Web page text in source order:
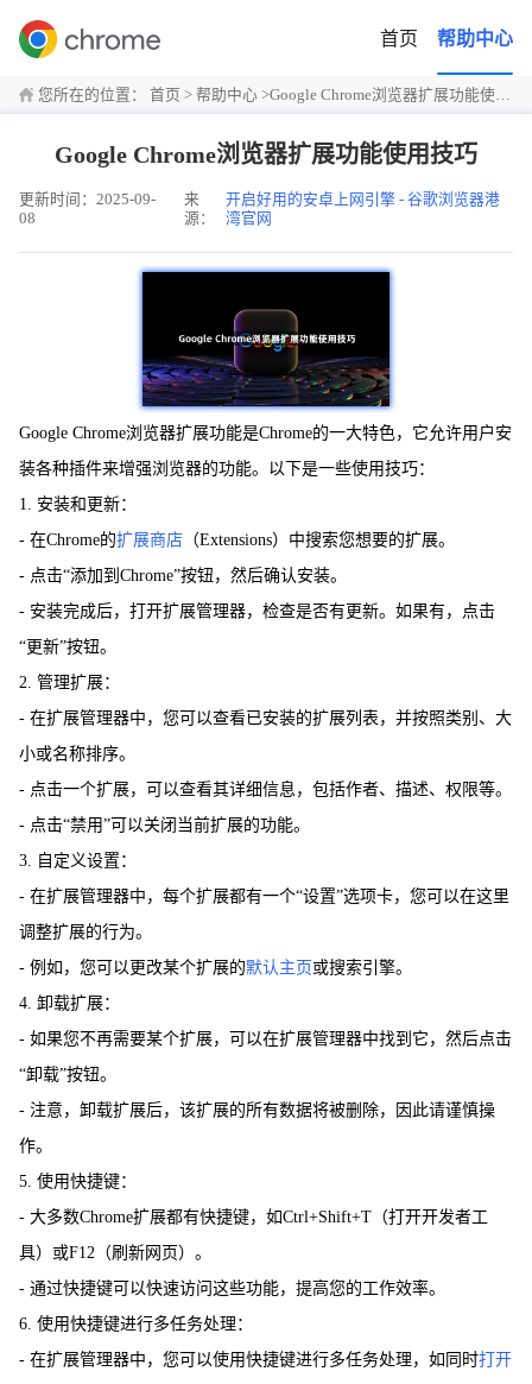
首页 帮助中心
您所在的位置： 首页 > 帮助中心 >Google Chrome浏览器扩展功能使用技巧
Google Chrome浏览器扩展功能使用技巧
更新时间：2025-09-
08
来
源：
开启好用的安卓上网引擎 - 谷歌浏览器港
湾官网
Google Chrome浏览器扩展功能是Chrome的一大特色，它允许用户安
装各种插件来增强浏览器的功能。以下是一些使用技巧：
1. 安装和更新：
- 在Chrome的扩展商店 （Extensions）中搜索您想要的扩展。
- 点击“添加到Chrome”按钮，然后确认安装。
- 安装完成后，打开扩展管理器，检查是否有更新。如果有，点击
“更新”按钮。
2. 管理扩展：
- 在扩展管理器中，您可以查看已安装的扩展列表，并按照类别、大
小或名称排序。
- 点击一个扩展，可以查看其详细信息，包括作者、描述、权限等。
- 点击“禁用”可以关闭当前扩展的功能。
3. 自定义设置：
- 在扩展管理器中，每个扩展都有一个“设置”选项卡，您可以在这里
调整扩展的行为。
- 例如，您可以更改某个扩展的默认主页或搜索引擎。
4. 卸载扩展：
- 如果您不再需要某个扩展，可以在扩展管理器中找到它，然后点击
“卸载”按钮。
- 注意，卸载扩展后，该扩展的所有数据将被删除，因此请谨慎操
作。
5. 使用快捷键：
- 大多数Chrome扩展都有快捷键，如Ctrl+Shift+T（打开开发者工
具）或F12（刷新网页）。
- 通过快捷键可以快速访问这些功能，提高您的工作效率。
6. 使用快捷键进行多任务处理：
- 在扩展管理器中，您可以使用快捷键进行多任务处理，如同时打开